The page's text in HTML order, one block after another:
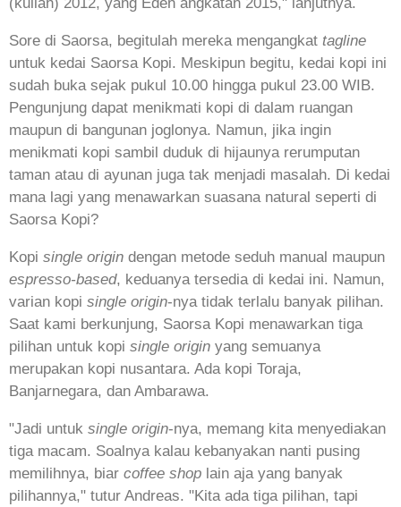
Sore di Saorsa, begitulah mereka mengangkat tagline
untuk kedai Saorsa Kopi. Meskipun begitu, kedai kopi ini
sudah buka sejak pukul 10.00 hingga pukul 23.00 WIB.
Pengunjung dapat menikmati kopi di dalam ruangan
maupun di bangunan joglonya. Namun, jika ingin
menikmati kopi sambil duduk di hijaunya rerumputan
taman atau di ayunan juga tak menjadi masalah. Di kedai
mana lagi yang menawarkan suasana natural seperti di
Saorsa Kopi?
Kopi single origin dengan metode seduh manual maupun
espresso-based, keduanya tersedia di kedai ini. Namun,
varian kopi single origin-nya tidak terlalu banyak pilihan.
Saat kami berkunjung, Saorsa Kopi menawarkan tiga
pilihan untuk kopi single origin yang semuanya
merupakan kopi nusantara. Ada kopi Toraja,
Banjarnegara, dan Ambarawa.
"Jadi untuk single origin-nya, memang kita menyediakan
tiga macam. Soalnya kalau kebanyakan nanti pusing
memilihnya, biar coffee shop lain aja yang banyak
pilihannya," tutur Andreas. "Kita ada tiga pilihan, tapi